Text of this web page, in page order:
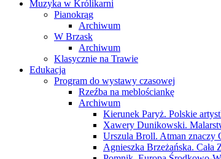
Muzyka w Królikarni
Pianokrąg
Archiwum
W Brzask
Archiwum
Klasycznie na Trawie
Edukacja
Program do wystawy czasowej
Rzeźba na meblościankę
Archiwum
Kierunek Paryż. Polskie
Xawery Dunikowski.
Urszula Broll. Atman znaczy
Agnieszka Brzeżańska.